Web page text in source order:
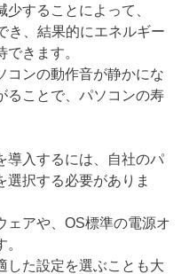
することによって、
き、結果的にエネルギー
きます。
コンの動作音が静かにな
ることで、パソコンの寿
導入するには、自社のパ
選択する必要がありま
ェアや、OS標準の電源オ
した設定を選ぶことも大